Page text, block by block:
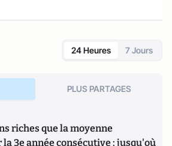
24 Heures 7 Jours
PLUS PARTAGES
riches que la moyenne
3e année consécutive : jusqu'où